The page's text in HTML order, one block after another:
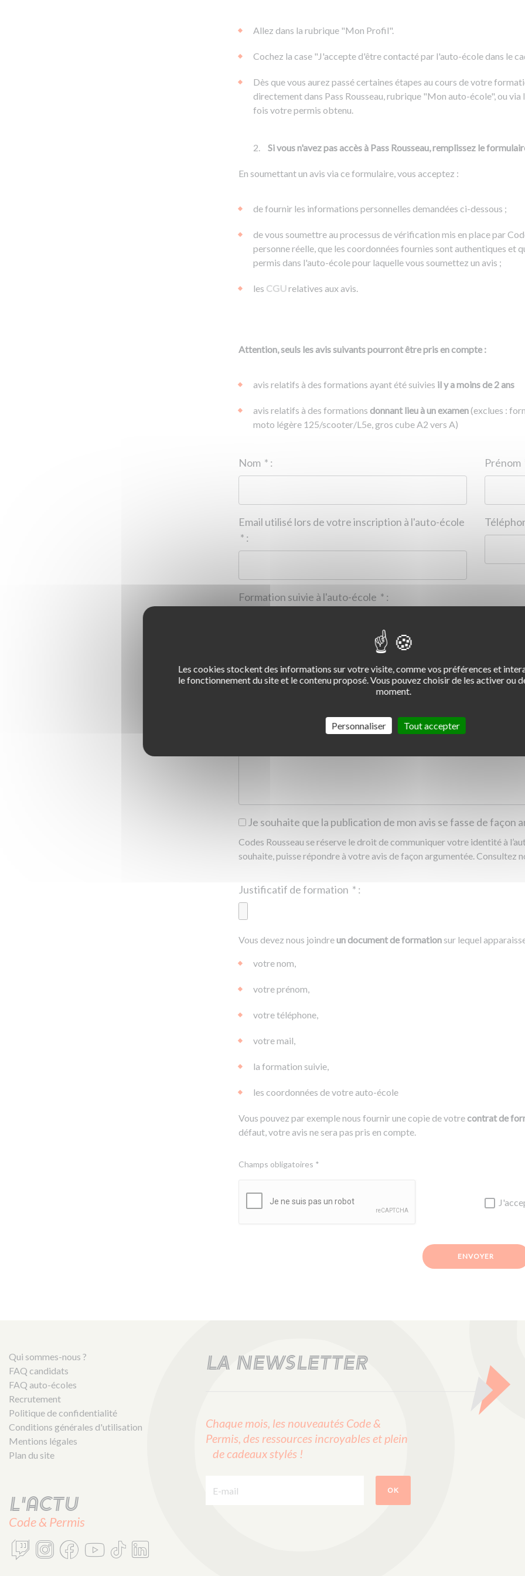
Allez dans la rubrique "Mon Profil".
Cochez la case "J'accepte d'être contacté par l'auto-école dans le
Dès que vous aurez passé certaines étapes au cours de votre
directement dans Pass Rousseau, rubrique "Mon auto-école", ou
fois votre permis obtenu.
Si vous n'avez pas accès à Pass Rousseau, remplissez le
En soumettant un avis via ce formulaire, vous acceptez :
de fournir les informations personnelles demandées ci-dessous ;
de vous soumettre au processus de vérification mis en place par
personne réelle, que les coordonnées fournies sont authentiques et
permis dans l'auto-école pour laquelle vous soumettez un avis ;
les CGUrelatives aux avis.
Attention, seuls les avis suivants pourront être pris en compte :
avis relatifs à des formations ayant été suivies il y a moins de 2 ans
avis relatifs à des formations donnant lieu à un examen(exclues :
moto légère 125/scooter/L5e, gros cube A2 vers A)
* :
Email utilisé lors de votre inscription à l'auto-école
* :
* :
1
2 3 4
Je souhaite que la publication de mon avis se fasse de façon
Codes Rousseau se réserve le droit de communiquer votre identité à
souhaite, puisse répondre à votre avis de façon argumentée. Consultez
* :
||0.00 Ko
Vous devez nous joindreun document de formation sur lequel
votre nom,
votre prénom,
votre téléphone,
votre mail,
la formation suivie,
les coordonnées de votre auto-école
Vous pouvez par exemple nous fournir une copie de votrecontrat de
défaut, votre avis ne sera pas pris en compte.
Champs obligatoires *
ENVOYER
Qui sommes-nous ?
FAQ candidats
FAQ auto-écoles
Recrutement
Politique de confidentialité
Conditions générales d'utilisation
Mentions légales
Plan du site
L'actu
Code & Permis
LA NEWSLETTER
Chaque mois, les nouveautés Code &
Permis, des ressources incroyables et plein
de cadeaux stylés !
OK
Les cookies stockent des informations sur votre visite, comme vos préférences et
le fonctionnement du site et le contenu proposé. Vous pouvez choisir de les activer ou
moment.
Tout accepter
Personnaliser